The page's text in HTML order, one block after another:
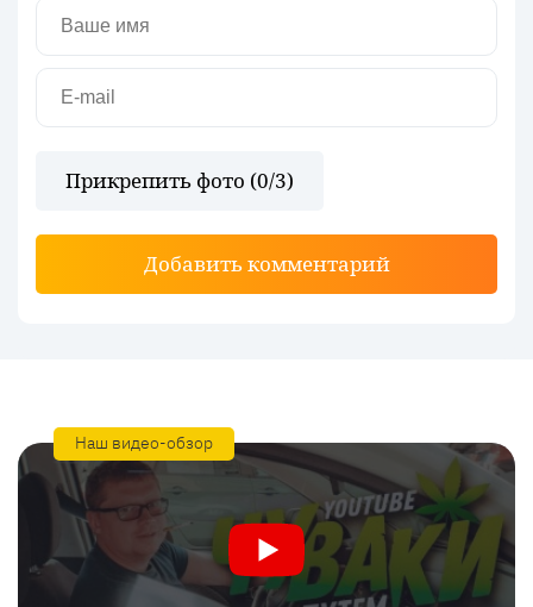
Прикрепить фото (0/3)
Добавить комментарий
Наш видео-обзор